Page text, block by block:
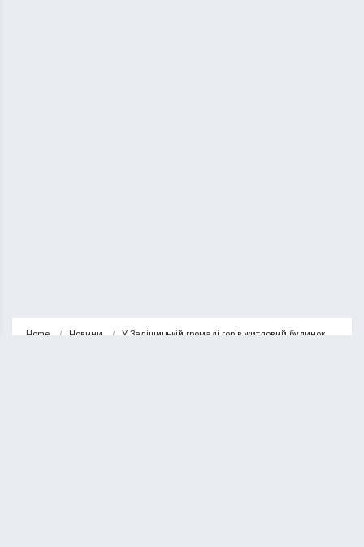
Home Новини У Заліщицькій громаді горів житловий будинок